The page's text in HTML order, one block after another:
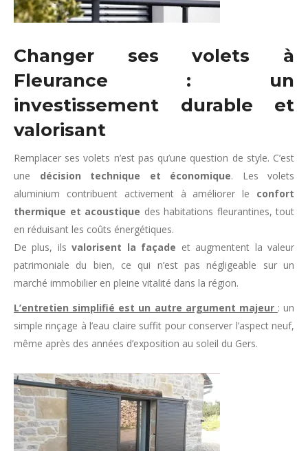
Changer ses volets à
Fleurance : un
investissement durable et
valorisant
Remplacer ses volets n’est pas qu’une question de style. C’est
une décision technique et économique. Les volets
aluminium contribuent activement à améliorer le confort
thermique et acoustique des habitations fleurantines, tout
en réduisant les coûts énergétiques.
De plus, ilsvalorisent la façade et augmentent la valeur
patrimoniale du bien, ce qui n’est pas négligeable sur un
marché immobilier en pleine vitalité dans la région.
L’entretien simplifié est un autre argument majeur : un
simple rinçage à l’eau claire suffit pour conserver l’aspect neuf,
même après des années d’exposition au soleil du Gers.